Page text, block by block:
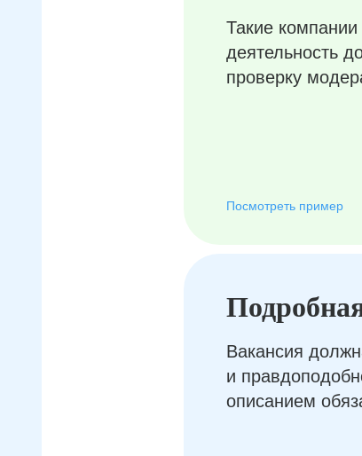
Такие
деятельность
проверку
Посмотреть пример
Вакансия
и
описанием